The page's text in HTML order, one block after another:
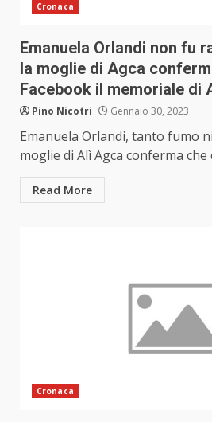
Cronaca
Emanuela Orlandi non fu
la moglie di Agca
Facebook il memoriale di
Pino Nicotri Gennaio 30, 2023
Emanuela Orlandi, tanto fumo
moglie di Alì Agca conferma
Read More
Cronaca